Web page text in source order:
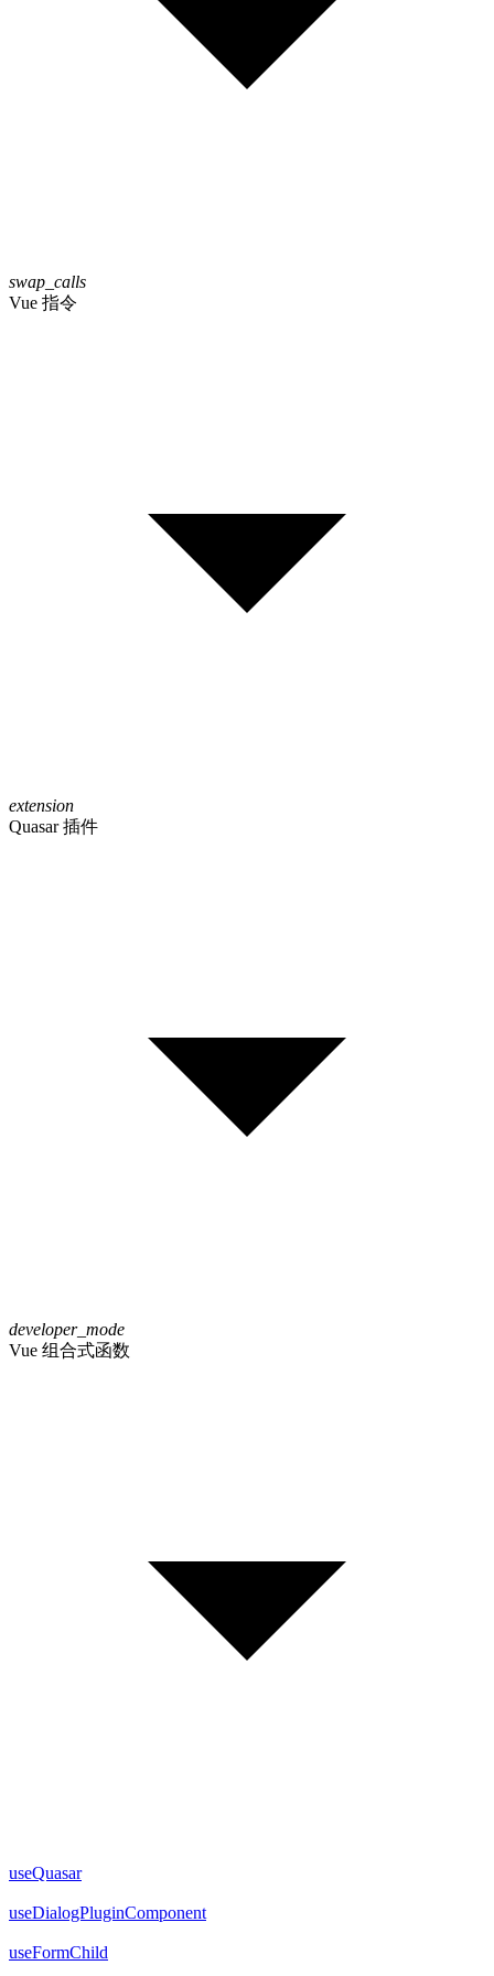
swap_calls
Vue 指令
extension
Quasar 插件
developer_mode
Vue 组合式函数
useQuasar
useDialogPluginComponent
useFormChild